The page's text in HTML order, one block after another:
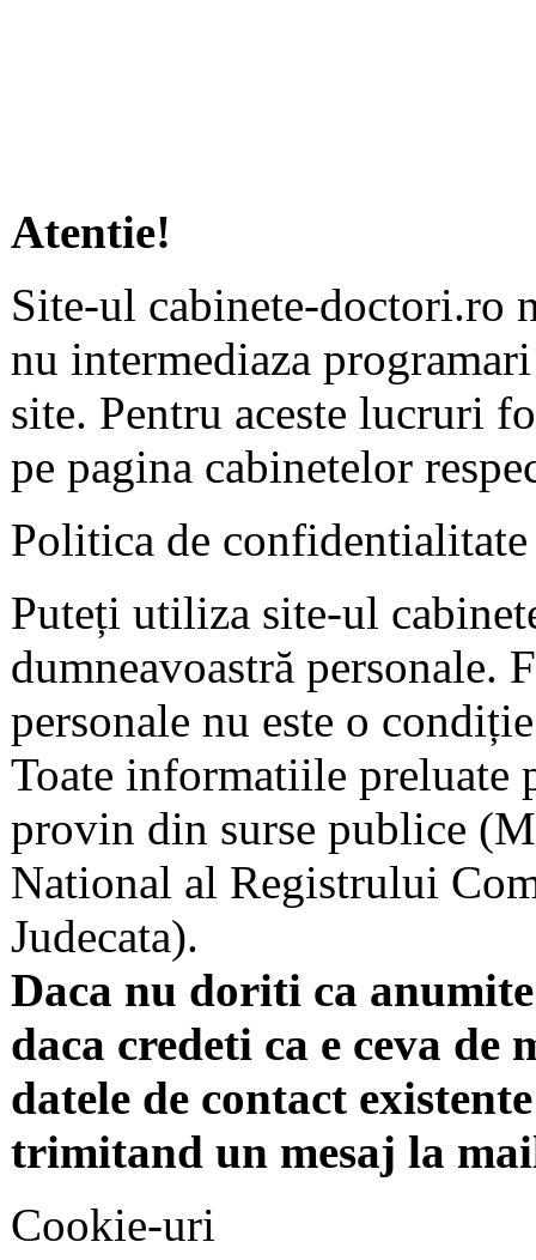
Atentie!
Site-ul cabinete-doctori.ro
nu intermediaza
site. Pentru aceste lucruri
pe pagina cabinetelor
Politica de confidentialitate
Puteți utiliza site-ul
dumneavoastră personale.
personale nu este o
Toate informatiile preluate
provin din surse publice
National al Registrului
Judecata).
Daca nu doriti ca
daca credeti ca e ceva
datele de contact
trimitand un mesaj la
Cookie-uri